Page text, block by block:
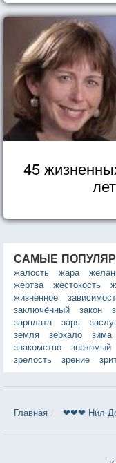
45
САМЫЕ
жалость
жара
жертва
жестокость
жизненное
заключённый
закон
зарплата
заря
земля
зеркало зима
знакомство
знакомый
зрелость
зрение
Главная ❤❤❤ Нил